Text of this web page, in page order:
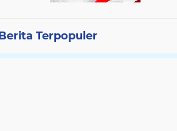
Terpopuler